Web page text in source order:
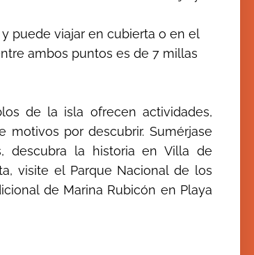
puede viajar en cubierta o en el
ambos puntos es de 7 millas
de la isla ofrecen actividades,
motivos por descubrir. Sumérjase
descubra la historia en Villa de
visite el Parque Nacional de los
de Marina Rubicón en Playa